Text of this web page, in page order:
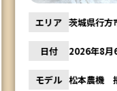
エリア 茨城県行方市
2026年8月6日
モデル 松本農機 播種機